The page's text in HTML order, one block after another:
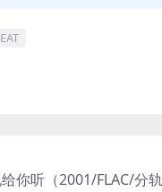
你听（2001/FLAC/分